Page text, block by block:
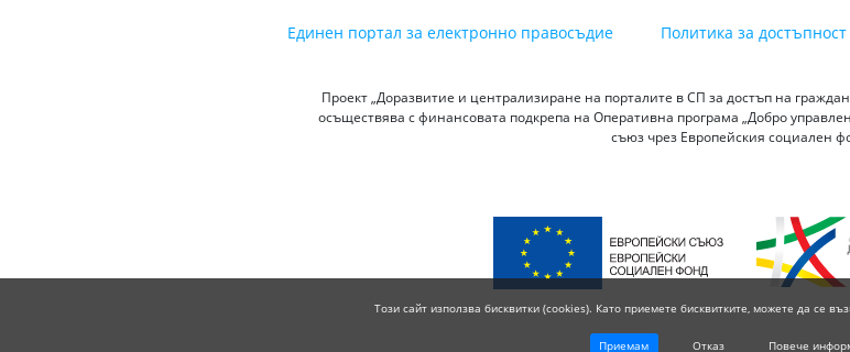
Единен портал за електронно правосъдие Политика за достъпност
Проект „Доразвитие и централизиране на порталите в СП за достъп на
осъществява с финансовата подкрепа на Оперативна програма „Добро
съюз чрез Европейския социален
Този сайт използва бисквитки (cookies). Като приемете бисквитките, можете да се
Приемам Отказ Повече